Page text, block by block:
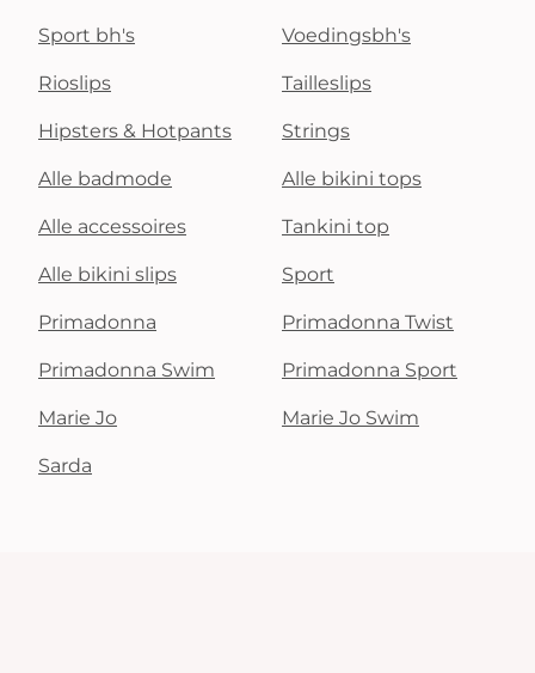
Sport bh's Voedingsbh's
Rioslips Tailleslips
Hipsters & Hotpants Strings
Alle badmode Alle bikini tops
Alle accessoires Tankini top
Alle bikini slips Sport
Primadonna Primadonna Twist
Primadonna Swim Primadonna Sport
Marie Jo Marie Jo Swim
Sarda